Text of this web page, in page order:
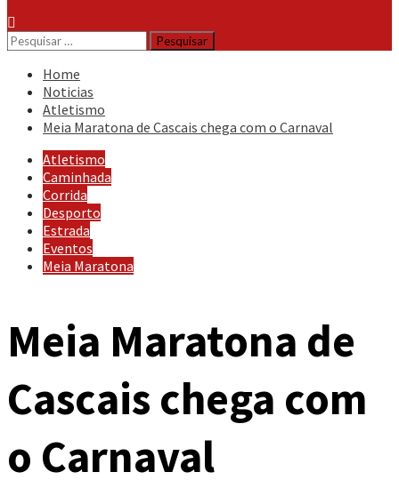
Pesquisar
por:
Home
Noticias
Atletismo
Meia Maratona de Cascais chega com o Carnaval
Atletismo
Caminhada
Corrida
Desporto
Estrada
Eventos
Meia Maratona
Meia Maratona de
Cascais chega com
o Carnaval